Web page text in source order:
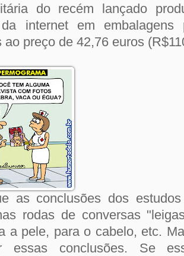
do recém lançado
internet em embalagens
ao preço de 42,76 euros
as conclusões dos
rodas de conversas
a pele, para o cabelo, etc.
essas conclusões. Se